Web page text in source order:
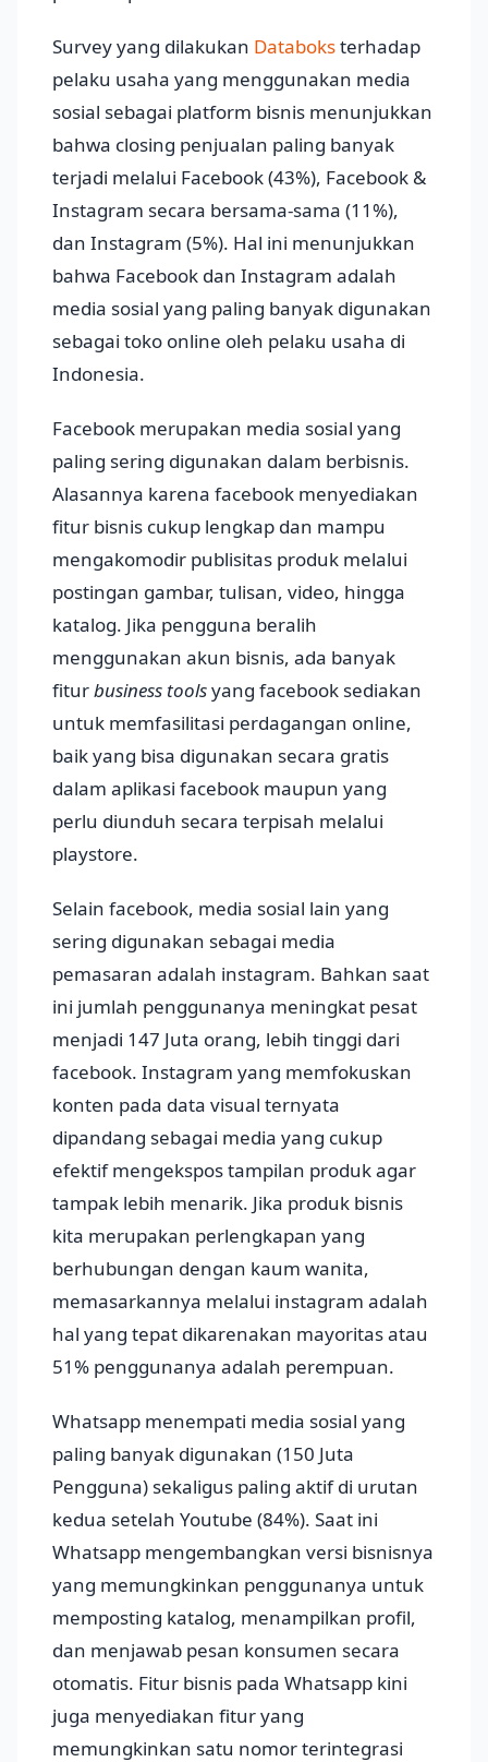
Survey yang dilakukan Databoksterhadap
pelaku usaha yang menggunakan media
sosial sebagai platform bisnis menunjukkan
bahwa closing penjualan paling banyak
terjadi melalui Facebook (43%), Facebook &
Instagram secara bersama-sama (11%),
dan Instagram (5%). Hal ini menunjukkan
bahwa Facebook dan Instagram adalah
media sosial yang paling banyak digunakan
sebagai toko online oleh pelaku usaha di
Indonesia.
Facebook merupakan media sosial yang
paling sering digunakan dalam berbisnis.
Alasannya karena facebook menyediakan
fitur bisnis cukup lengkap dan mampu
mengakomodir publisitas produk melalui
postingan gambar, tulisan, video, hingga
katalog. Jika pengguna beralih
menggunakan akun bisnis, ada banyak
fiturbusiness toolsyang facebook sediakan
untuk memfasilitasi perdagangan online,
baik yang bisa digunakan secara gratis
dalam aplikasi facebook maupun yang
perlu diunduh secara terpisah melalui
playstore.
Selain facebook, media sosial lain yang
sering digunakan sebagai media
pemasaran adalah instagram. Bahkan saat
ini jumlah penggunanya meningkat pesat
menjadi 147 Juta orang, lebih tinggi dari
facebook. Instagram yang memfokuskan
konten pada data visual ternyata
dipandang sebagai media yang cukup
efektif mengekspos tampilan produk agar
tampak lebih menarik. Jika produk bisnis
kita merupakan perlengkapan yang
berhubungan dengan kaum wanita,
memasarkannya melalui instagram adalah
hal yang tepat dikarenakan mayoritas atau
51% penggunanya adalah perempuan.
Whatsapp menempati media sosial yang
paling banyak digunakan (150 Juta
Pengguna) sekaligus paling aktif di urutan
kedua setelah Youtube (84%). Saat ini
Whatsapp mengembangkan versi bisnisnya
yang memungkinkan penggunanya untuk
memposting katalog, menampilkan profil,
dan menjawab pesan konsumen secara
otomatis. Fitur bisnis pada Whatsapp kini
juga menyediakan fitur yang
memungkinkan satu nomor terintegrasi